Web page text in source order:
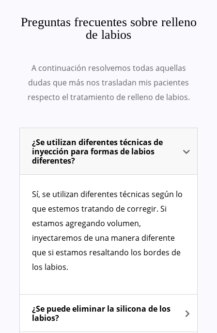
Preguntas frecuentes sobre relleno
de labios
A continuación resolvemos todas aquellas
dudas que más nos trasladan mis pacientes
respecto el tratamiento de relleno de labios.
¿Se utilizan diferentes técnicas de
inyección para formas de labios
diferentes?
Sí, se utilizan diferentes técnicas según lo
que estemos tratando de corregir. Si
estamos agregando volumen,
inyectaremos de una manera diferente
que si estamos resaltando los bordes de
los labios.
¿Se puede eliminar la silicona de los
labios?